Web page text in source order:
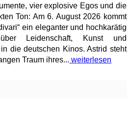
vier explosive Egos und die
Ton: Am 6. August 2026 kommt
ein eleganter und hochkarätig
Leidenschaft, Kunst und
die deutschen Kinos. Astrid steht
Traum ihres... weiterlesen